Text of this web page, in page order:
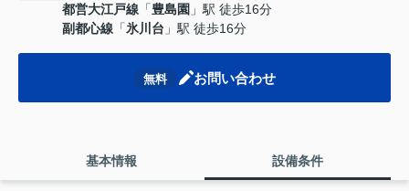
都営大江戸線 「豊島園 」駅 徒歩16分
副都心線 「氷川台 」駅 徒歩16分
無料 お問い合わせ
基本情報 設備条件